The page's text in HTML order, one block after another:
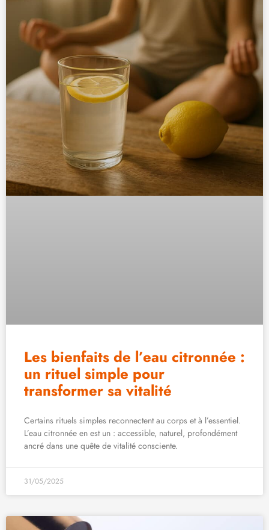
Les bienfaits de l’eau citronnée :
un rituel simple pour
transformer sa vitalité
Certains rituels simples reconnectent au corps et à l’essentiel.
L’eau citronnée en est un : accessible, naturel, profondément
ancré dans une quête de vitalité consciente.
31/05/2025